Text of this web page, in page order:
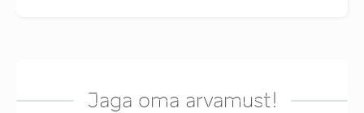
Jaga oma arvamust!